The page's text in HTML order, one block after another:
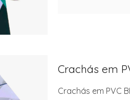
Crachás em
Crachás em PVC